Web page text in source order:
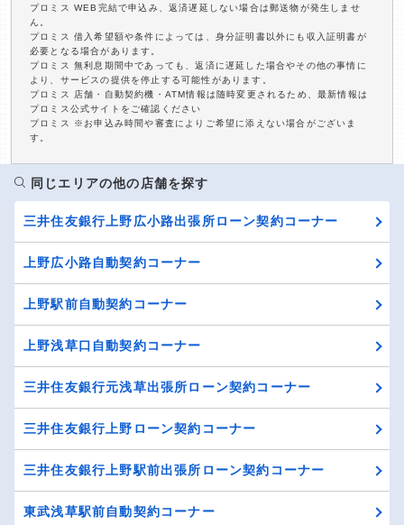
プロミス WEB完結で申込み、返済遅延しない場合は郵送物が発生しませ
ん。
プロミス 借入希望額や条件によっては、身分証明書以外にも収入証明書が
必要となる場合があります。
プロミス 無利息期間中であっても、返済に遅延した場合やその他の事情に
より、サービスの提供を停止する可能性があります。
プロミス 店舗・自動契約機・ATM情報は随時変更されるため、最新情報は
プロミス公式サイトをご確認ください
プロミス ※お申込み時間や審査によりご希望に添えない場合がございま
す。
同じエリアの他の店舗を探す
三井住友銀行上野広小路出張所ローン契約コーナー
上野広小路自動契約コーナー
上野駅前自動契約コーナー
上野浅草口自動契約コーナー
三井住友銀行元浅草出張所ローン契約コーナー
三井住友銀行上野ローン契約コーナー
三井住友銀行上野駅前出張所ローン契約コーナー
東武浅草駅前自動契約コーナー